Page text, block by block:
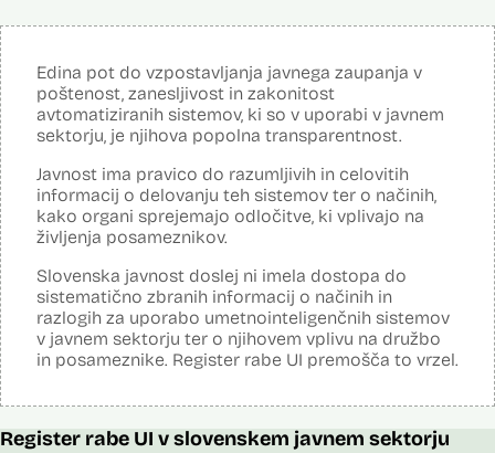
Edina pot do vzpostavljanja javnega zaupanja v
poštenost, zanesljivost in zakonitost
avtomatiziranih sistemov, ki so v uporabi v javnem
sektorju, je njihova popolna transparentnost.
Javnost ima pravico do razumljivih in celovitih
informacij o delovanju teh sistemov ter o načinih,
kako organi sprejemajo odločitve, ki vplivajo na
življenja posameznikov.
Slovenska javnost doslej ni imela dostopa do
sistematično zbranih informacij o načinih in
razlogih za uporabo umetnointeligenčnih sistemov
v javnem sektorju ter o njihovem vplivu na družbo
in posameznike. Register rabe UI premošča to vrzel.
Register rabe UI v slovenskem javnem sektorju